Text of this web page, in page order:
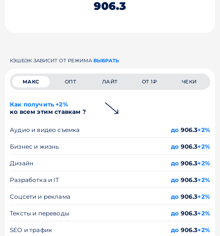
906.3
КЭШБЭК ЗАВИСИТ ОТ РЕЖИМА ВЫБРАТЬ
МАКС ОПТ ЛАЙТ ОТ 1₽ ЧЕКИ
Как получить +2%
ко всем этим ставкам ?
Аудио и видео съемка до 906.3+2%
Бизнес и жизнь до 906.3+2%
Дизайн до 906.3+2%
Разработка и IT до 906.3+2%
Соцсети и реклама до 906.3+2%
Тексты и переводы до 906.3+2%
SEO и трафик до 906.3+2%